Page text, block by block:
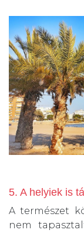
5. A helyiek is
A természet
nem